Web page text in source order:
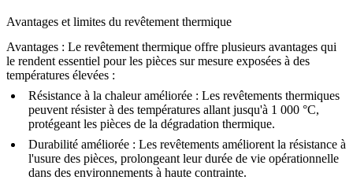
Avantages et limites du revêtement thermique
Avantages : Le revêtement thermique offre plusieurs avantages qui
le rendent essentiel pour les pièces sur mesure exposées à des
températures élevées :
Résistance à la chaleur améliorée : Les revêtements thermiques
peuvent résister à des températures allant jusqu'à 1 000 °C,
protégeant les pièces de la dégradation thermique.
Durabilité améliorée : Les revêtements améliorent la résistance à
l'usure des pièces, prolongeant leur durée de vie opérationnelle
dans des environnements à haute contrainte.